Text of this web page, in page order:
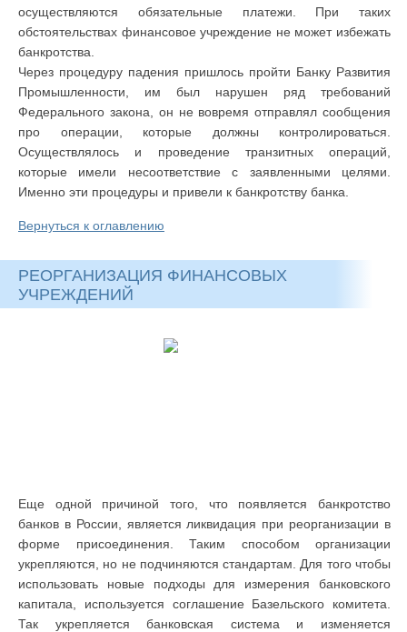
осуществляются обязательные платежи. При таких
обстоятельствах финансовое учреждение не может избежать
банкротства.
Через процедуру падения пришлось пройти Банку Развития
Промышленности, им был нарушен ряд требований
Федерального закона, он не вовремя отправлял сообщения
про операции, которые должны контролироваться.
Осуществлялось и проведение транзитных операций,
которые имели несоответствие с заявленными целями.
Именно эти процедуры и привели к банкротству банка.
Вернуться к оглавлению
РЕОРГАНИЗАЦИЯ ФИНАНСОВЫХ
УЧРЕЖДЕНИЙ
Еще одной причиной того, что появляется банкротство
банков в России, является ликвидация при реорганизации в
форме присоединения. Таким способом организации
укрепляются, но не подчиняются стандартам. Для того чтобы
использовать новые подходы для измерения банковского
капитала, используется соглашение Базельского комитета.
Так укрепляется банковская система и изменяется